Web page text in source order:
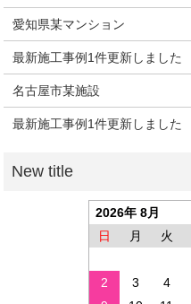
愛知県某マンション
最新施工事例1件更新しました
名古屋市某施設
最新施工事例1件更新しました
2026年 8月
日
月 火
2
3 4